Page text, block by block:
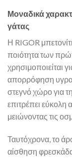
Μοναδικά
γάτας
Η RIGOR
ποιότητα των
χρησιμοποιείται
απορρόφηση
στεγνό χώρο για
επιτρέπει
μειώνοντας τις
Ταυτόχρονα, το
αίσθηση